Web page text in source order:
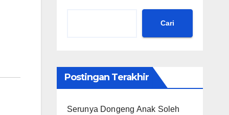
Cari
Postingan Terakhir
Serunya Dongeng Anak Soleh